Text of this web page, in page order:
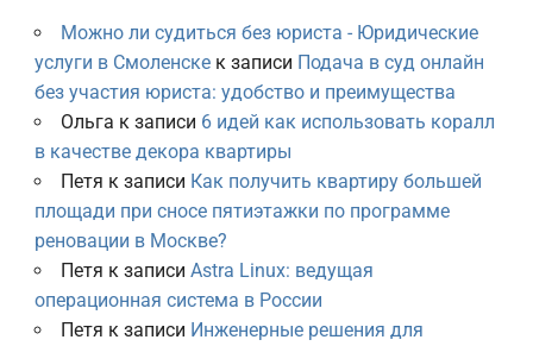
Можно ли судиться без юриста - Юридические
услуги в Смоленскек записи Подача в суд онлайн
без участия юриста: удобство и преимущества
Ольга к записи 6 идей как использовать коралл
в качестве декора квартиры
Петя к записи Как получить квартиру большей
площади при сносе пятиэтажки по программе
реновации в Москве?
Петя к записи Astra Linux: ведущая
операционная система в России
Петя к записи Инженерные решения для